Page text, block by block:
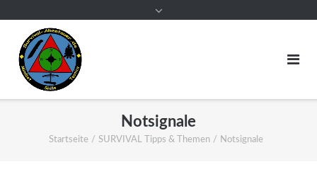
Notsignale
Startseite / SURVIVAL Tipps & Themen / Notsignale